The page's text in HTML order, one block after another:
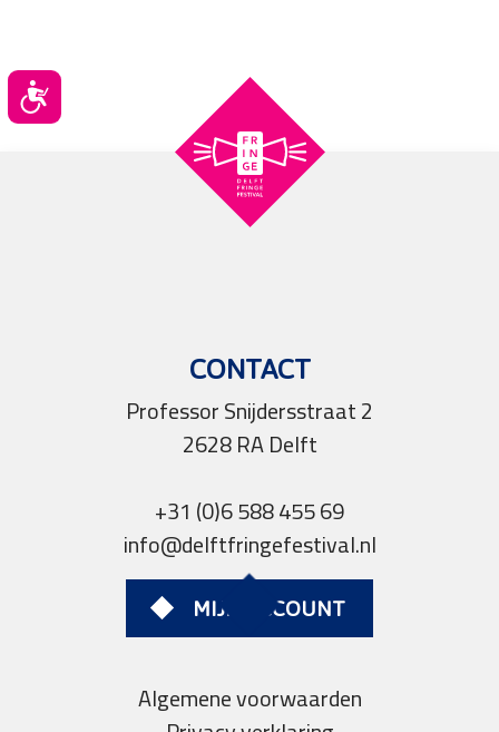
CONTACT
Professor Snijdersstraat 2
2628 RA Delft
+31 (0)6 588 455 69
info@delftfringefestival.nl
MIJN ACCOUNT
Algemene voorwaarden